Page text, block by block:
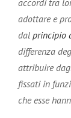
accordi tra
adottare e
dal principio
differenza
attribuire
fissati in
che esse